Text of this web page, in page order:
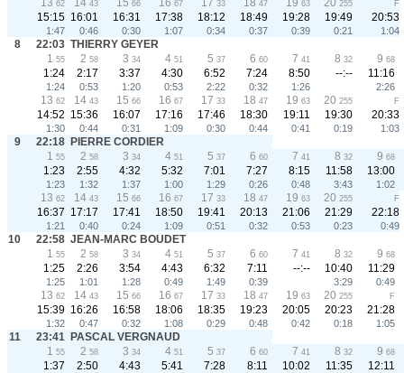
13 62 14 43 15 66 16 67 17 33 18 47 19 63 20 255 F
15:15 16:01 16:31 17:38 18:12 18:49 19:28 19:49 20:53
1:47 0:46 0:30 1:07 0:34 0:37 0:39 0:21 1:04
8 22:03 THIERRY GEYER
1 55 2 58 3 34 4 51 5 37 6 60 7 41 8 32 9 68
1:24 2:17 3:37 4:30 6:52 7:24 8:50 --:-- 11:16
1:24 0:53 1:20 0:53 2:22 0:32 1:26 2:26
13 62 14 43 15 66 16 67 17 33 18 47 19 63 20 255 F
14:52 15:36 16:07 17:16 17:46 18:30 19:11 19:30 20:33
1:30 0:44 0:31 1:09 0:30 0:44 0:41 0:19 1:03
9 22:18 PIERRE CORDIER
1 55 2 58 3 34 4 51 5 37 6 60 7 41 8 32 9 68
1:23 2:55 4:32 5:32 7:01 7:27 8:15 11:58 13:00
1:23 1:32 1:37 1:00 1:29 0:26 0:48 3:43 1:02
13 62 14 43 15 66 16 67 17 33 18 47 19 63 20 255 F
16:37 17:17 17:41 18:50 19:41 20:13 21:06 21:29 22:18
1:21 0:40 0:24 1:09 0:51 0:32 0:53 0:23 0:49
10 22:58 JEAN-MARC BOUDET
1 55 2 58 3 34 4 51 5 37 6 60 7 41 8 32 9 68
1:25 2:26 3:54 4:43 6:32 7:11 --:-- 10:40 11:29
1:25 1:01 1:28 0:49 1:49 0:39 3:29 0:49
13 62 14 43 15 66 16 67 17 33 18 47 19 63 20 255 F
15:39 16:26 16:58 18:06 18:35 19:23 20:05 20:23 21:28
1:32 0:47 0:32 1:08 0:29 0:48 0:42 0:18 1:05
11 23:41 PASCAL VERGNAUD
1 55 2 58 3 34 4 51 5 37 6 60 7 41 8 32 9 68
1:37 2:50 4:43 5:41 7:28 8:11 10:02 11:35 12:11